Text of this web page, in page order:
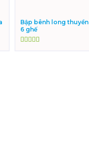
Bập bênh long thuyền
6 ghế